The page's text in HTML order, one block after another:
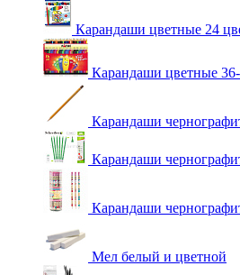
Карандаши цветные 24
Карандаши цветные
Карандаши
Карандаши
Карандаши
Мел белый и цветной